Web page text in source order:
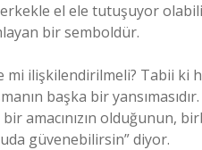
erkekle el ele tutuşuyor
bir semboldür.
mi ilişkilendirilmeli? Tabii ki
başka bir
amacınızın olduğunun,
güvenebilirsin” diyor.